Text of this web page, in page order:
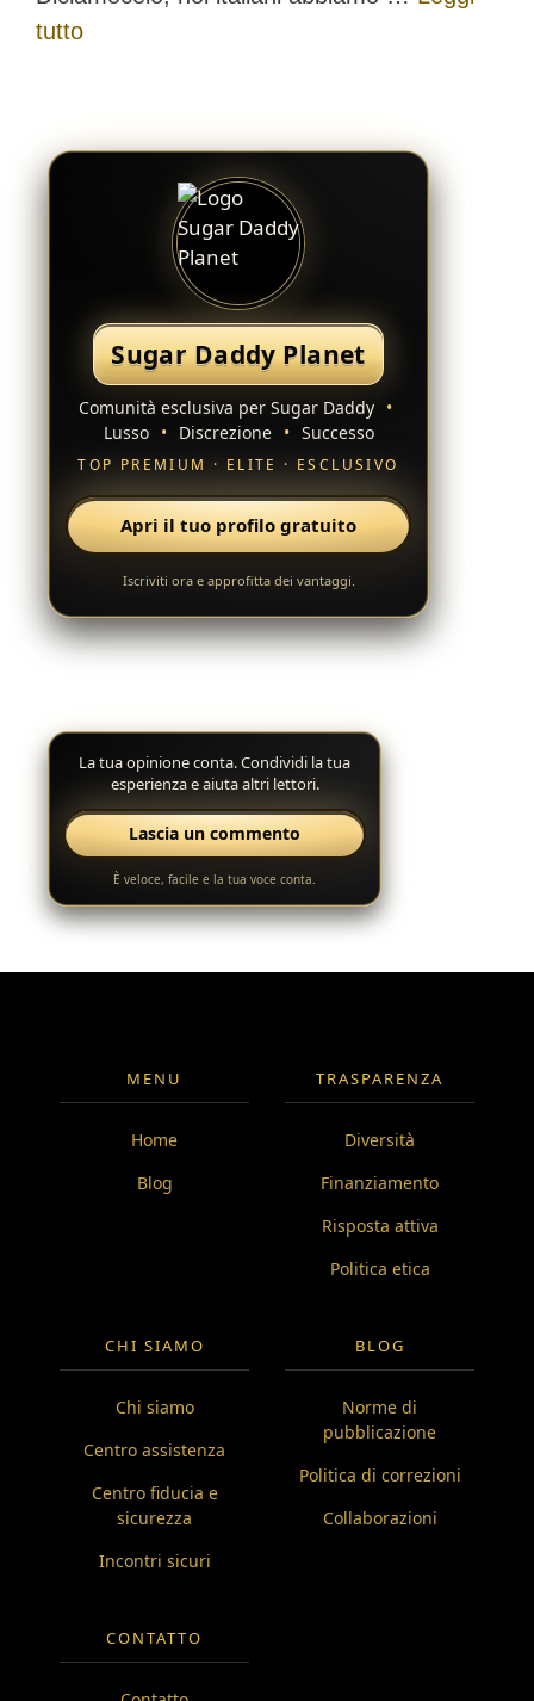
tutto
Sugar Daddy Planet
Comunità esclusiva per Sugar Daddy •
Lusso • Discrezione • Successo
TOP PREMIUM · ELITE · ESCLUSIVO
Apri il tuo profilo gratuito
Iscriviti ora e approfitta dei vantaggi.
La tua opinione conta. Condividi la tua
esperienza e aiuta altri lettori.
Lascia un commento
È veloce, facile e la tua voce conta.
MENU
Home
Blog
TRASPARENZA
Diversità
Finanziamento
Risposta attiva
Politica etica
CHI SIAMO
Chi siamo
Centro assistenza
Centro fiducia e
sicurezza
Incontri sicuri
BLOG
Norme di
pubblicazione
Politica di correzioni
Collaborazioni
CONTATTO